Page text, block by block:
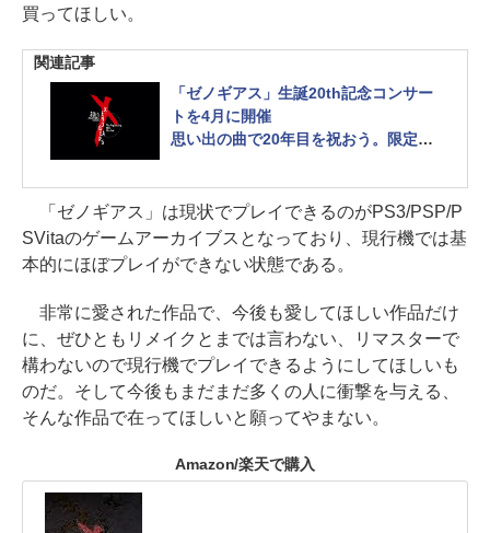
買ってほしい。
関連記事
「ゼノギアス」生誕20th記念コンサー
トを4月に開催
思い出の曲で20年目を祝おう。限定オ
「ゼノギアス」は現状でプレイできるのがPS3/PSP/P
SVitaのゲームアーカイブスとなっており、現行機では基
本的にほぼプレイができない状態である。
非常に愛された作品で、今後も愛してほしい作品だけ
に、ぜひともリメイクとまでは言わない、リマスターで
構わないので現行機でプレイできるようにしてほしいも
のだ。そして今後もまだまだ多くの人に衝撃を与える、
そんな作品で在ってほしいと願ってやまない。
Amazon/楽天で購入